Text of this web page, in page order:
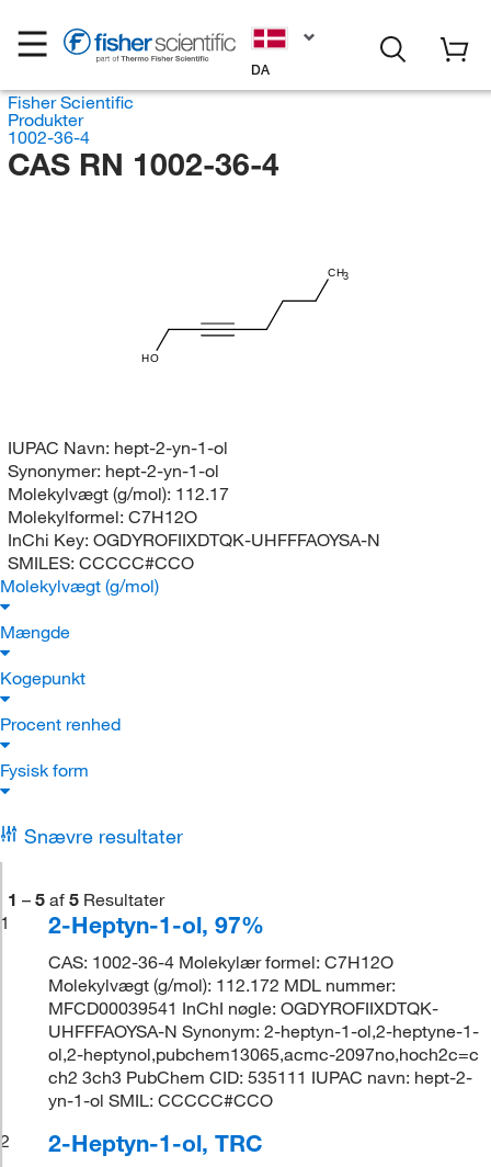
DA
Fisher Scientific
Produkter
1002-36-4
CAS RN 1002-36-4
CH3
HO
IUPAC Navn: hept-2-yn-1-ol
Synonymer: hept-2-yn-1-ol
Molekylvægt (g/mol): 112.17
Molekylformel: C7H12O
InChi Key: OGDYROFIIXDTQK-UHFFFAOYSA-N
SMILES: CCCCC#CCO
Molekylvægt (g/mol)
Mængde
Kogepunkt
Procent renhed
Fysisk form
Snævre resultater
1 – 5 af 5 Resultater
1
2-Heptyn-1-ol, 97%
CAS: 1002-36-4 Molekylær formel: C7H12O
Molekylvægt (g/mol): 112.172 MDL nummer:
MFCD00039541 InChI nøgle: OGDYROFIIXDTQK-
UHFFFAOYSA-N Synonym: 2-heptyn-1-ol,2-heptyne-1-
ol,2-heptynol,pubchem13065,acmc-2097no,hoch2c=c
ch2 3ch3 PubChem CID: 535111 IUPAC navn: hept-2-
yn-1-ol SMIL: CCCCC#CCO
2
2-Heptyn-1-ol, TRC